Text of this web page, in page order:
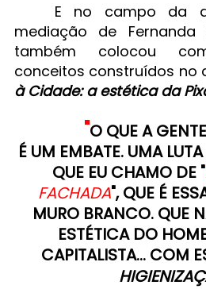
E no campo da
mediação de
também colocou
conceitos construídos no
à Cidade: a estética da
"O QUE A
É UM EMBATE. UMA
QUE EU CHAMO DE "
FACHADA", QUE É
MURO BRANCO. QUE
ESTÉTICA DO
CAPITALISTA... COM